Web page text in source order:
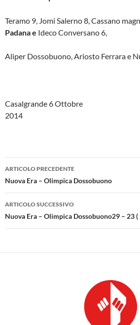
Teramo 9, Jomi Salerno 8, Cassano
Padana e Ideco Conversano 6,
Aliper Dossobuono, Ariosto Ferrara e
Casalgrande 6 Ottobre
2014
Navigazione
articolo
ARTICOLO PRECEDENTE
Nuova Era – Olimpica Dossobuono
ARTICOLO SUCCESSIVO
Nuova Era – Olimpica Dossobuono29 – 23